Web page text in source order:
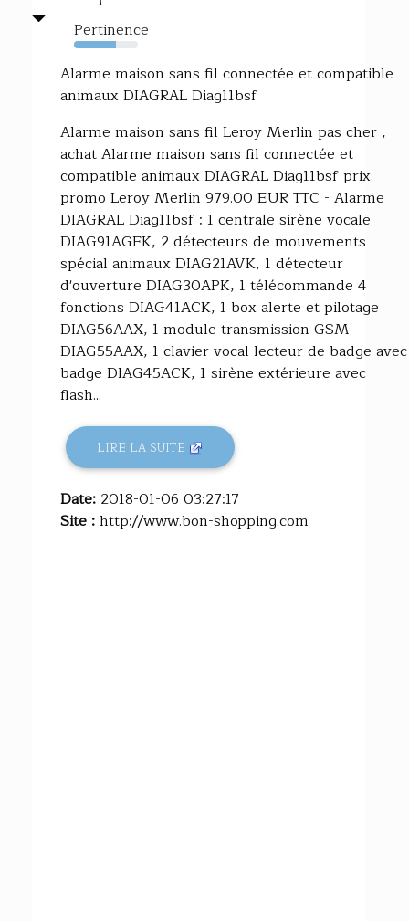
Pertinence
66%
Alarme maison sans fil connectée et compatible
animaux DIAGRAL Diag11bsf
Alarme maison sans fil Leroy Merlin pas cher ,
achat Alarme maison sans fil connectée et
compatible animaux DIAGRAL Diag11bsf prix
promo Leroy Merlin 979.00 EUR TTC - Alarme
DIAGRAL Diag11bsf : 1 centrale sirène vocale
DIAG91AGFK, 2 détecteurs de mouvements
spécial animaux DIAG21AVK, 1 détecteur
d'ouverture DIAG30APK, 1 télécommande 4
fonctions DIAG41ACK, 1 box alerte et pilotage
DIAG56AAX, 1 module transmission GSM
DIAG55AAX, 1 clavier vocal lecteur de badge avec
badge DIAG45ACK, 1 sirène extérieure avec
flash...
LIRE LA SUITE
Date: 2018-01-06 03:27:17
Site :http://www.bon-shopping.com